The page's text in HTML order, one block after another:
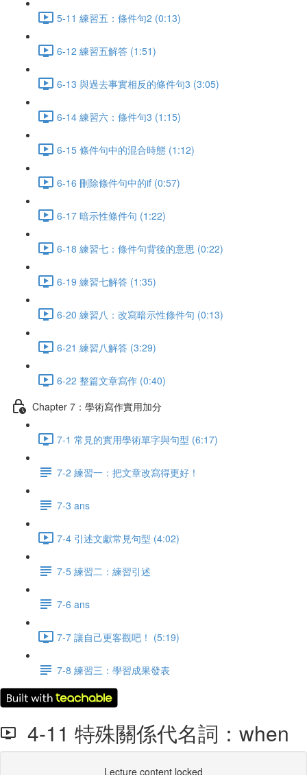
5-11 練習五：條件句2 (0:13)
6-12 練習五解答 (1:51)
6-13 與過去事實相反的條件句3 (3:05)
6-14 練習六：條件句3 (1:15)
6-15 條件句中的混合時態 (1:12)
6-16 刪除條件句中的if (0:57)
6-17 暗示性條件句 (1:22)
6-18 練習七：條件句背後的意思 (0:22)
6-19 練習七解答 (1:35)
6-20 練習八：改寫暗示性條件句 (0:13)
6-21 練習八解答 (3:29)
6-22 整篇文章寫作 (0:40)
Chapter 7：學術寫作實用加分
7-1 常見的實用學術單字與句型 (6:17)
7-2 練習一：把文章改寫得更好！
7-3 ans
7-4 引述文獻常見句型 (4:02)
7-5 練習二：練習引述
7-6 ans
7-7 讓自己更客觀吧！ (5:19)
7-8 練習三：學習成果發表
4-11 特殊關係代名詞：when
Lecture content locked